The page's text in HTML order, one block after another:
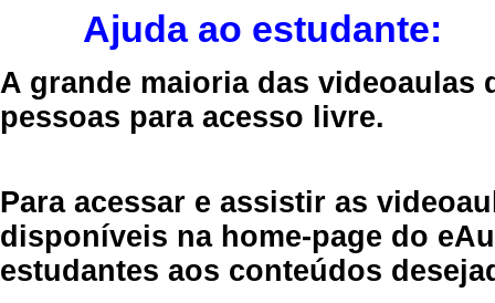
Ajuda ao estudante:
A grande maioria das videoaulas
pessoas para acesso livre.
Para acessar e assistir as
disponíveis na home-page do
estudantes aos conteúdos